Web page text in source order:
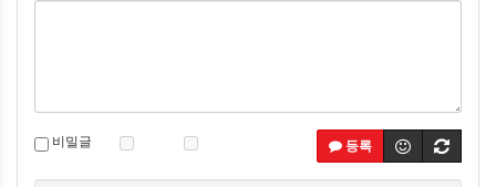
등록
비밀글